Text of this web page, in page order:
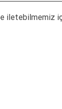
iletebilmemiz